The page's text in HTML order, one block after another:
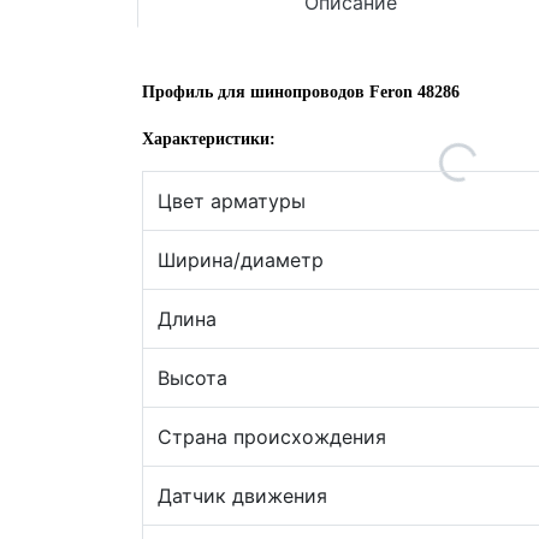
Профиль для шинопроводов Feron 48286
Характеристики:
Цвет арматуры
Ширина/диаметр
Длина
Высота
Страна происхождения
Датчик движения